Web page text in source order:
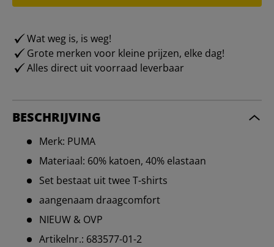
Wat weg is, is weg!
Grote merken voor kleine prijzen, elke dag!
Alles direct uit voorraad leverbaar
BESCHRIJVING
Merk: PUMA
Materiaal: 60% katoen, 40% elastaan
Set bestaat uit twee T-shirts
aangenaam draagcomfort
NIEUW & OVP
Artikelnr.: 683577-01-2